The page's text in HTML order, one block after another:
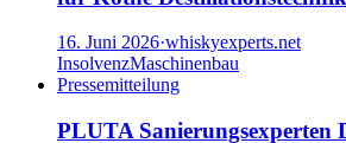
16. Juni 2026·whiskyexperts.net
InsolvenzMaschinenbau
Pressemitteilung
PLUTA Sanierungsexperten